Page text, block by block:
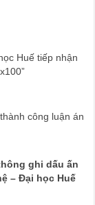
Huế tiếp nhận
công luận án
ghi dấu ấn
– Đại học Huế